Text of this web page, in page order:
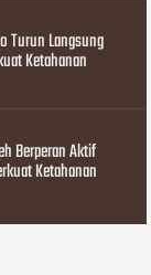
Turun Langsung
Ketahanan
Berperan Aktif
Ketahanan